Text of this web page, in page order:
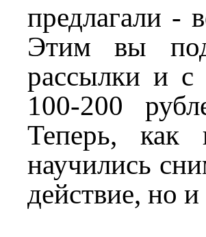
предлагали -
Этим вы
рассылки и с
100-200
Теперь, как
научились
действие, но